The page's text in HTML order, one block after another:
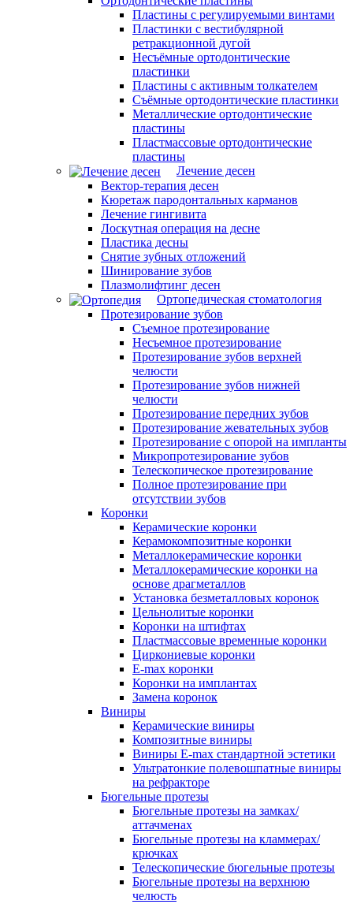
Пластины с регулируемыми винтами
Пластинки с вестибулярной
ретракционной дугой
Несъёмные ортодонтические
пластинки
Пластины с активным толкателем
Съёмные ортодонтические пластинки
Металлические ортодонтические
пластины
Пластмассовые ортодонтические
пластины
Лечение десен
Вектор-терапия десен
Кюретаж пародонтальных карманов
Лечение гингивита
Лоскутная операция на десне
Пластика десны
Снятие зубных отложений
Шинирование зубов
Плазмолифтинг десен
Ортопедическая стоматология
Протезирование зубов
Съемное протезирование
Несъемное протезирование
Протезирование зубов верхней
челюсти
Протезирование зубов нижней
челюсти
Протезирование передних зубов
Протезирование жевательных зубов
Протезирование с опорой на импланты
Микропротезирование зубов
Телескопическое протезирование
Полное протезирование при
отсутствии зубов
Коронки
Керамические коронки
Керамокомпозитные коронки
Металлокерамические коронки
Металлокерамические коронки на
основе драгметаллов
Установка безметалловых коронок
Цельнолитые коронки
Коронки на штифтах
Пластмассовые временные коронки
Циркониевые коронки
E-max коронки
Коронки на имплантах
Замена коронок
Виниры
Керамические виниры
Композитные виниры
Виниры E-max стандартной эстетики
Ультратонкие полевошпатные виниры
на рефракторе
Бюгельные протезы
Бюгельные протезы на замках/
аттачменах
Бюгельные протезы на кламмерах/
крючках
Телескопические бюгельные протезы
Бюгельные протезы на верхнюю
челюсть